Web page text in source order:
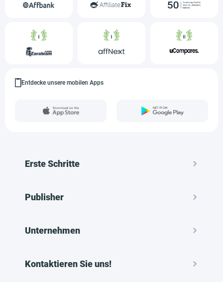
Entdecke unsere mobilen Apps
Erste Schritte
Publisher
Unternehmen
Kontaktieren Sie uns!